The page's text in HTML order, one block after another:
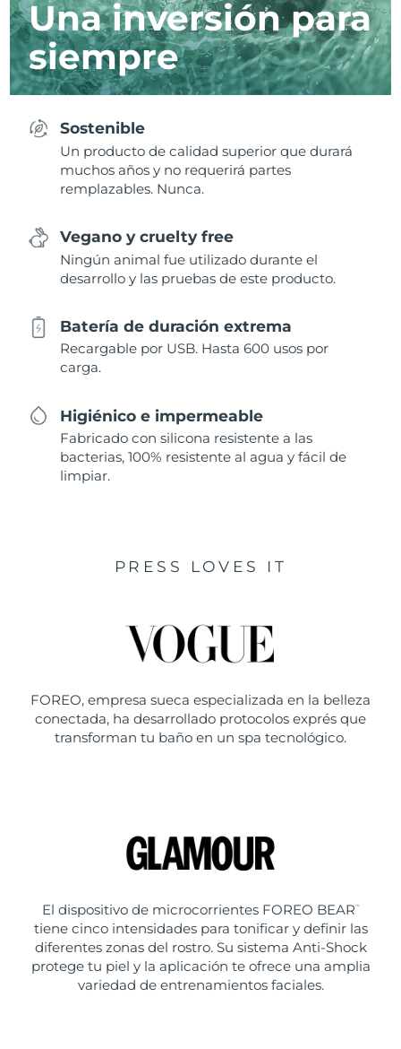
Una inversión para
siempre
Sostenible
Un producto de calidad superior que durará
muchos años y no requerirá partes
remplazables. Nunca.
Vegano y cruelty free
Ningún animal fue utilizado durante el
desarrollo y las pruebas de este producto.
Batería de duración extrema
Recargable por USB. Hasta 600 usos por
carga.
Higiénico e impermeable
Fabricado con silicona resistente a las
bacterias, 100% resistente al agua y fácil de
limpiar.
PRESS LOVES IT
FOREO, empresa sueca especializada en la belleza
conectada, ha desarrollado protocolos exprés que
transforman tu baño en un spa tecnológico.
El dispositivo de microcorrientes FOREO BEAR ™
tiene cinco intensidades para tonificar y definir las
diferentes zonas del rostro. Su sistema Anti-Shock
protege tu piel y la aplicación te ofrece una amplia
variedad de entrenamientos faciales.